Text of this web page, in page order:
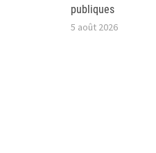
publiques
5 août 2026